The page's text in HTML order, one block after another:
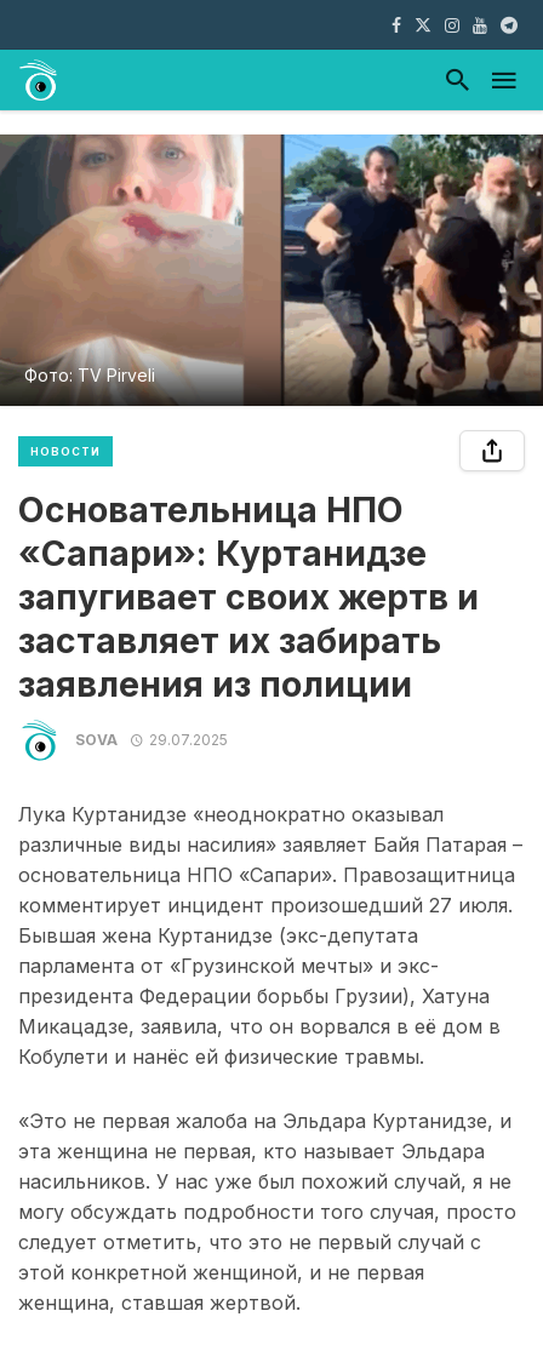
Фото: TV Pirveli
НОВОСТИ
Основательница НПО
«Сапари»: Куртанидзе
запугивает своих жертв и
заставляет их забирать
заявления из полиции
SOVA 29.07.2025
Лука Куртанидзе «неоднократно оказывал
различные виды насилия» заявляет Байя Патарая –
основательница НПО «Сапари». Правозащитница
комментирует инцидент произошедший 27 июля.
Бывшая жена Куртанидзе (экс-депутата
парламента от «Грузинской мечты» и экс-
президента Федерации борьбы Грузии), Хатуна
Микацадзе, заявила, что он ворвался в её дом в
Кобулети и нанёс ей физические травмы.
«Это не первая жалоба на Эльдара Куртанидзе, и
эта женщина не первая, кто называет Эльдара
насильников. У нас уже был похожий случай, я не
могу обсуждать подробности того случая, просто
следует отметить, что это не первый случай с
этой конкретной женщиной, и не первая
женщина, ставшая жертвой.